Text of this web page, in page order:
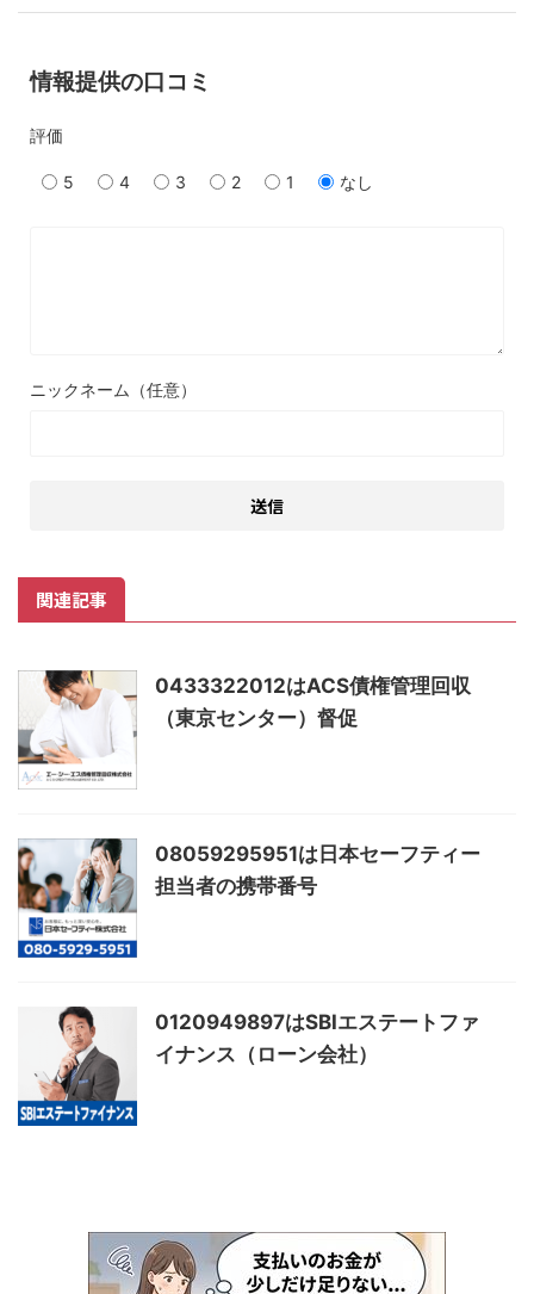
情報提供の口コミ
評価
5 4 3 2 1 なし
ニックネーム（任意）
関連記事
0433322012はACS債権管理回収
（東京センター）督促
08059295951は日本セーフティー
担当者の携帯番号
0120949897はSBIエステートファ
イナンス（ローン会社）